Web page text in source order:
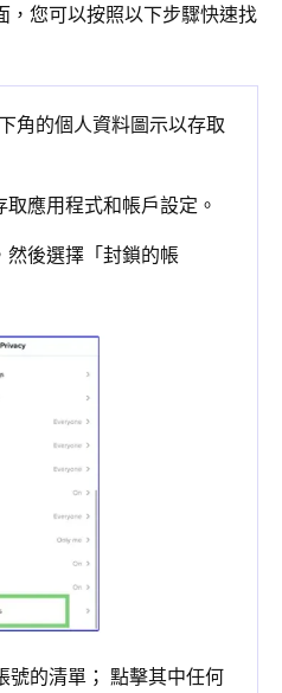
您可以按照以下步驟快速找
角的個人資料圖示以存取
應用程式和帳戶設定。
然後選擇「封鎖的帳
號的清單； 點擊其中任何